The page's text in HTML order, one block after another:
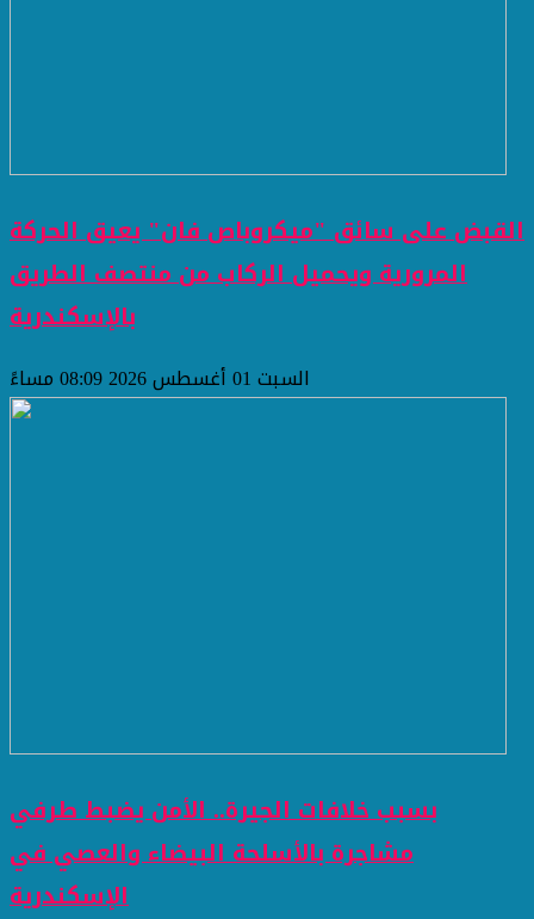
القبض على سائق "ميكروباص فان" يعيق الحركة
المرورية ويحميل الركاب من منتصف الطريق
بالإسكندرية
السبت 01 أغسطس 2026 08:09 مساءً
بسبب خلافات الجيرة.. الأمن يضبط طرفي
مشاجرة بالأسلحة البيضاء والعصي في
الإسكندرية